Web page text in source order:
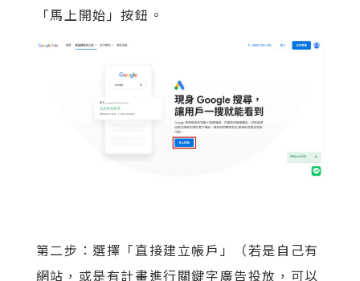
「馬上開始」按鈕。
第二步：選擇「直接建立帳戶」（若是自己有
網站，或是有計畫進行關鍵字廣告投放，可以